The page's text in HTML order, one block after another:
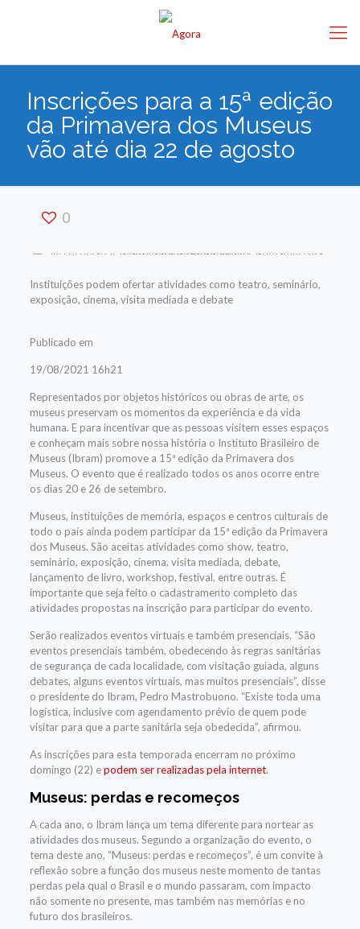
Inscrições para a 15ª edição
da Primavera dos Museus
vão até dia 22 de agosto
0
Instituições podem ofertar atividades como teatro, seminário,
exposição, cinema, visita mediada e debate
Publicado em
19/08/2021 16h21
Representados por objetos históricos ou obras de arte, os
museus preservam os momentos da experiência e da vida
humana. E para incentivar que as pessoas visitem esses espaços
e conheçam mais sobre nossa história o Instituto Brasileiro de
Museus (Ibram) promove a 15ª edição da Primavera dos
Museus. O evento que é realizado todos os anos ocorre entre
os dias 20 e 26 de setembro.
Museus, instituições de memória, espaços e centros culturais de
todo o país ainda podem participar da 15ª edição da Primavera
dos Museus. São aceitas atividades como show, teatro,
seminário, exposição, cinema, visita mediada, debate,
lançamento de livro, workshop, festival, entre outras. É
importante que seja feito o cadastramento completo das
atividades propostas na inscrição para participar do evento.
Serão realizados eventos virtuais e também presenciais. “São
eventos presenciais também, obedecendo às regras sanitárias
de segurança de cada localidade, com visitação guiada, alguns
debates, alguns eventos virtuais, mas muitos presenciais”, disse
o presidente do Ibram, Pedro Mastrobuono. “Existe toda uma
logística, inclusive com agendamento prévio de quem pode
visitar para que a parte sanitária seja obedecida”, afirmou.
As inscrições para esta temporada encerram no próximo
domingo (22) epodem ser realizadas pela internet.
Museus: perdas e recomeços
A cada ano, o Ibram lança um tema diferente para nortear as
atividades dos museus. Segundo a organização do evento, o
tema deste ano, “Museus: perdas e recomeços”, é um convite à
reflexão sobre a função dos museus neste momento de tantas
perdas pela qual o Brasil e o mundo passaram, com impacto
não somente no presente, mas também nas memórias e no
futuro dos brasileiros.